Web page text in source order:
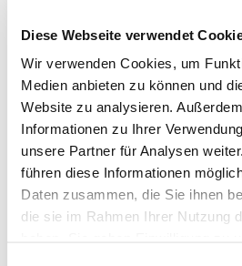
Diese Webseite verwendet
Wir verwenden Cookies, um
Medien anbieten zu können und
Website zu analysieren.
Informationen zu Ihrer
unsere Partner für Analysen
führen diese Informationen
Daten zusammen, die Sie ihnen
die sie im Rahmen Ihrer Nutzung
Die Zahl der
Apotheken im Saarland, sind es
Dazu Manfred Saar, Präsident
des Saarlandes: „Die Zahl der
Apothekenschließungen